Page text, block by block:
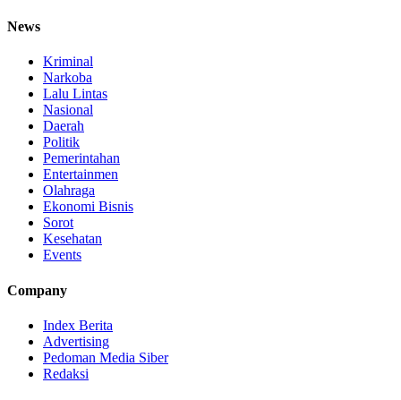
News
Kriminal
Narkoba
Lalu Lintas
Nasional
Daerah
Politik
Pemerintahan
Entertainmen
Olahraga
Ekonomi Bisnis
Sorot
Kesehatan
Events
Company
Index Berita
Advertising
Pedoman Media Siber
Redaksi